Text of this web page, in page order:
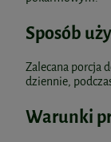
Sposób
Zalecana porcja
dziennie,
Warunki